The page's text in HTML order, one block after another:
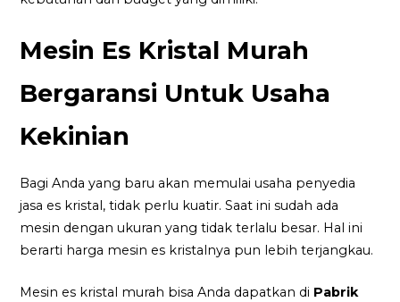
Mesin Es Kristal Murah
Bergaransi Untuk Usaha
Kekinian
Bagi Anda yang baru akan memulai usaha penyedia
jasa es kristal, tidak perlu kuatir. Saat ini sudah ada
mesin dengan ukuran yang tidak terlalu besar. Hal ini
berarti harga mesin es kristalnya pun lebih terjangkau.
Mesin es kristal murah bisa Anda dapatkan di Pabrik